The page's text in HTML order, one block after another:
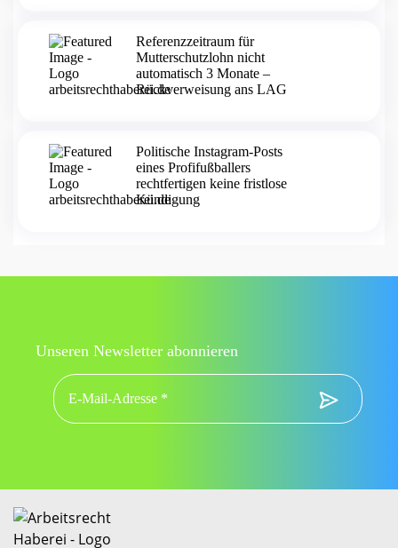
Referenzzeitraum für
Mutterschutzlohn nicht
automatisch 3 Monate –
Rückverweisung ans LAG
Politische Instagram-Posts
eines Profifußballers
rechtfertigen keine fristlose
Kündigung
Unseren Newsletter abonnieren